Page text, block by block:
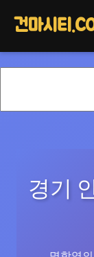
가
건마시티
경기